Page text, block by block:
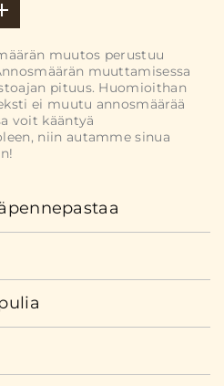
muutos perustuu
muuttamisessa
pituus. Huomioithan
ei muutu annosmäärää
voit kääntyä
niin autamme sinua